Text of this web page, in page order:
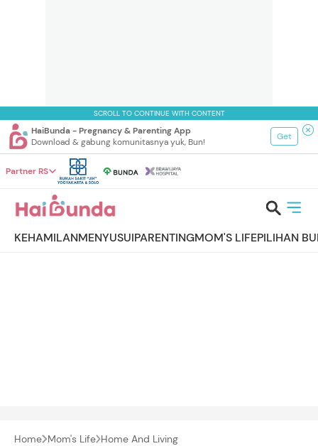
SCROLL TO CONTINUE WITH CONTENT
HaiBunda - Pregnancy & Parenting App
Download & gabung komunitasnya yuk, Bun!
Get
Partner RS
KEHAMILANMENYUSUIPARENTINGMOM'S LIFEPILIHAN
Home Mom's Life Home And Living